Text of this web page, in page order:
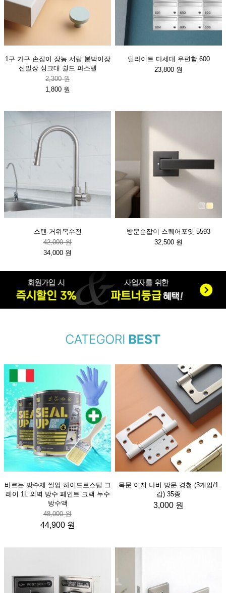
1구 가구 손잡이 장농 서랍 붙박이장
신발장 싱크대 쉴드 파스텔
2,300 원
1,800 원
딜라이트 다세대 우편함 600
23,800 원
스텐 거위목수전
42,000 원
34,000 원
방문손잡이 스퀘어포잇 5593
32,500 원
바르는 방수제 씰업 하이드로스탑 그
레이 1L 외벽 방수 페인트 크랙 누수
방수액
48,000 원
44,900 원
목문 이지 나비 방문 경첩 (3개입/1
갑) 35종
3,000 원